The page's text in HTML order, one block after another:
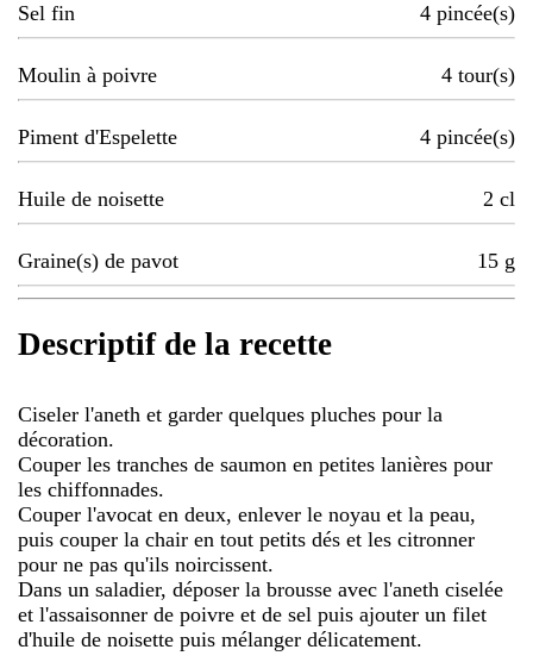
Sel fin 4 pincée(s)
Moulin à poivre 4 tour(s)
Piment d'Espelette 4 pincée(s)
Huile de noisette 2 cl
Graine(s) de pavot 15 g
Descriptif de la recette
Ciseler l'aneth et garder quelques pluches pour la
décoration.
Couper les tranches de saumon en petites lanières pour
les chiffonnades.
Couper l'avocat en deux, enlever le noyau et la peau,
puis couper la chair en tout petits dés et les citronner
pour ne pas qu'ils noircissent.
Dans un saladier, déposer la brousse avec l'aneth ciselée
et l'assaisonner de poivre et de sel puis ajouter un filet
d'huile de noisette puis mélanger délicatement.